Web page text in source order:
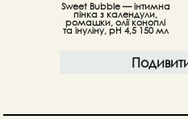
Sweet Bubble — інтимна
пінка з календули,
ромашки, олії коноплі
та інуліну, pH 4,5 150 мл